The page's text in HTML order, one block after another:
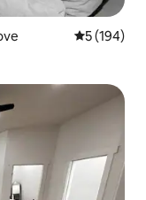
Průměrné
5 (194)